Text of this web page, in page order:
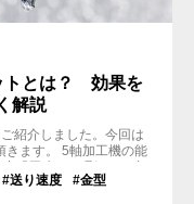
トとは？ 効果を
解説
紹介しました。今回は
きます。 5軸加工機の能
とで、ワークを切り削
#送り速度
#金型